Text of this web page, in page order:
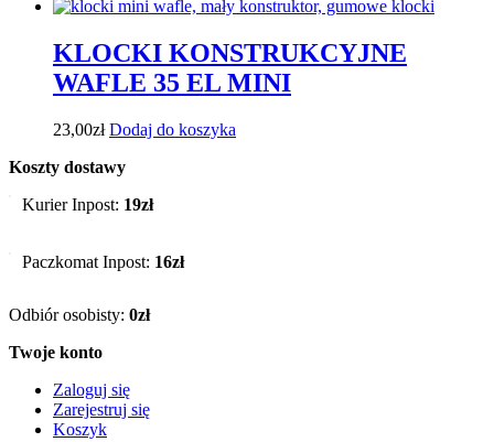
KLOCKI KONSTRUKCYJNE
WAFLE 35 EL MINI
23,00zł Dodaj do koszyka
Koszty dostawy
Kurier Inpost: 19zł
Paczkomat Inpost: 16zł
Odbiór osobisty: 0zł
Twoje konto
Zaloguj się
Zarejestruj się
Koszyk